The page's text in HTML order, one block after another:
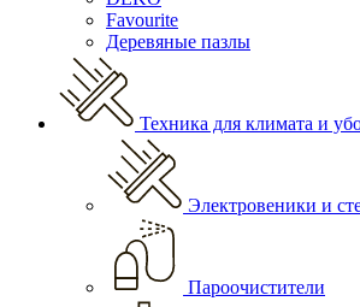
Favourite
Деревяные пазлы
Техника для климата и
Электровеники и
Пароочистители